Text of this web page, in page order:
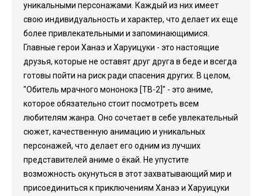
уникальными персонажами. Каждый из них имеет
свою индивидуальность и характер, что делает их еще
более привлекательными и запоминающимися.
Главные герои Ханаэ и Харуицуки - это настоящие
друзья, которые не оставят друг друга в беде и всегда
готовы пойти на риск ради спасения других. В целом,
"Обитель мрачного мононокэ [ТВ-2]" - это аниме,
которое обязательно стоит посмотреть всем
любителям жанра. Оно сочетает в себе увлекательный
сюжет, качественную анимацию и уникальных
персонажей, что делает его одним из лучших
представителей аниме о ёкай. Не упустите
возможность окунуться в этот захватывающий мир и
присоединиться к приключениям Ханаэ и Харуицуки